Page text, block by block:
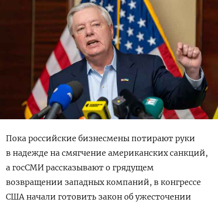
Пока российские бизнесмены потирают руки
в надежде на смягчение американских санкций,
а госСМИ рассказывают о грядущем
возвращении западных компаний, в конгрессе
США начали готовить закон об ужесточении